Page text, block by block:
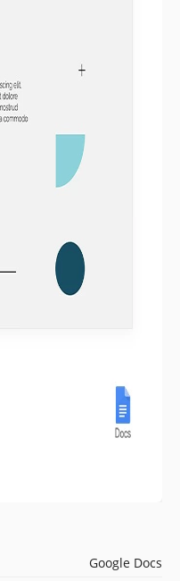
Google Docs